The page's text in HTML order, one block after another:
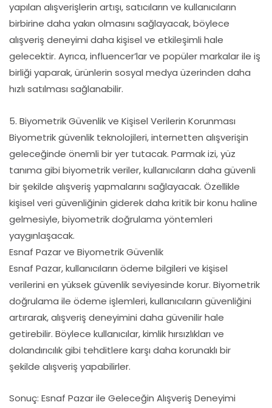
yapılan alışverişlerin artışı, satıcıların ve kullanıcıların
birbirine daha yakın olmasını sağlayacak, böylece
alışveriş deneyimi daha kişisel ve etkileşimli hale
gelecektir. Ayrıca, influencer’lar ve popüler markalar ile iş
birliği yaparak, ürünlerin sosyal medya üzerinden daha
hızlı satılması sağlanabilir.
5. Biyometrik Güvenlik ve Kişisel Verilerin Korunması
Biyometrik güvenlik teknolojileri, internetten alışverişin
geleceğinde önemli bir yer tutacak. Parmak izi, yüz
tanıma gibi biyometrik veriler, kullanıcıların daha güvenli
bir şekilde alışveriş yapmalarını sağlayacak. Özellikle
kişisel veri güvenliğinin giderek daha kritik bir konu haline
gelmesiyle, biyometrik doğrulama yöntemleri
yaygınlaşacak.
Esnaf Pazar ve Biyometrik Güvenlik
Esnaf Pazar, kullanıcıların ödeme bilgileri ve kişisel
verilerini en yüksek güvenlik seviyesinde korur. Biyometrik
doğrulama ile ödeme işlemleri, kullanıcıların güvenliğini
artırarak, alışveriş deneyimini daha güvenilir hale
getirebilir. Böylece kullanıcılar, kimlik hırsızlıkları ve
dolandırıcılık gibi tehditlere karşı daha korunaklı bir
şekilde alışveriş yapabilirler.
Sonuç: Esnaf Pazar ile Geleceğin Alışveriş Deneyimi